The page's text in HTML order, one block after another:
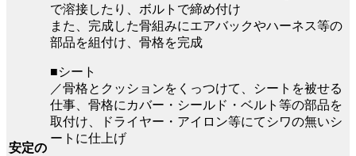
安定の
で溶接したり、ボルトで締め付け
また、完成した骨組みにエアバックやハーネス等の
部品を組付け、骨格を完成
■シート
／骨格とクッションをくっつけて、シートを被せる
仕事、骨格にカバー・シールド・ベルト等の部品を
取付け、ドライヤー・アイロン等にてシワの無いシ
ートに仕上げ